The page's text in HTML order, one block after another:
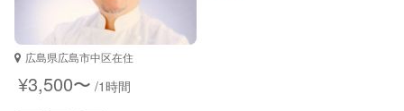
対応可能/特徴
掃除（洗面所、お風呂場、お手洗
広島県広島市中区在住
¥3,500〜 /1時間